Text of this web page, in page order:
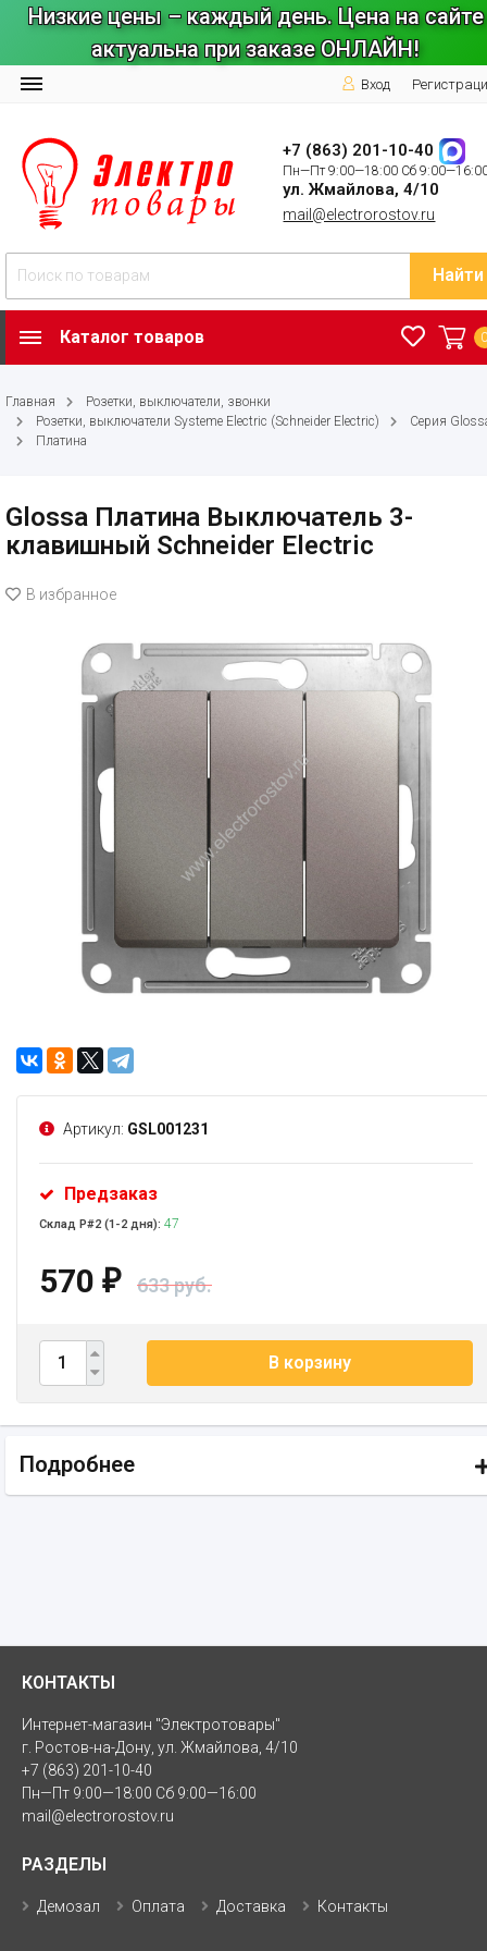
Низкие цены – каждый день. Цена на сайте
актуальна при заказе ОНЛАЙН!
Вход
+7 (863) 201-10-40
Пн—Пт 9:00—18:00 Сб
ул. Жмайлова, 4/10
mail@electrorostov.ru
Найти
Каталог товаров
Главная
Розетки, выключатели, звонки
Розетки, выключатели Systeme Electric (Schneider Electric)
Серия
Платина
Glossa Платина Выключатель 3-
клавишный Schneider Electric
В избранное
Артикул: GSL001231
Предзаказ
Склад Р#2 (1-2 дня): 47
570 ₽ 633 руб.
В корзину
Подробнее
КОНТАКТЫ
Интернет-магазин "Электротовары"
г. Ростов-на-Дону, ул. Жмайлова, 4/10
+7 (863) 201-10-40
Пн—Пт 9:00—18:00 Сб 9:00—16:00
mail@electrorostov.ru
РАЗДЕЛЫ
Демозал Оплата Доставка Контакты